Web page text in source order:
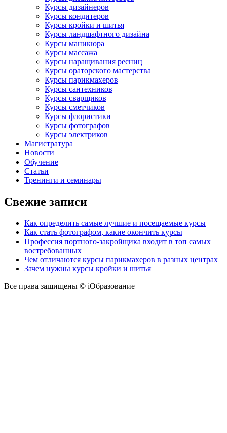
Курсы дизайнеров
Курсы кондитеров
Курсы кройки и шитья
Курсы ландшафтного дизайна
Курсы маникюра
Курсы массажа
Курсы наращивания ресниц
Курсы ораторского мастерства
Курсы парикмахеров
Курсы сантехников
Курсы сварщиков
Курсы сметчиков
Курсы флористики
Курсы фотографов
Курсы электриков
Магистратура
Новости
Обучение
Статьи
Тренинги и семинары
Свежие записи
Как определить самые лучшие и посещаемые курсы
Как стать фотографом, какие окончить курсы
Профессия портного-закройщика входит в топ самых
востребованных
Чем отличаются курсы парикмахеров в разных центрах
Зачем нужны курсы кройки и шитья
Все права защищены © iОбразование